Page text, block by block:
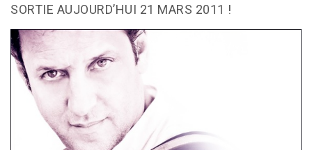
SORTIE AUJOURD’HUI 21 MARS 2011 !